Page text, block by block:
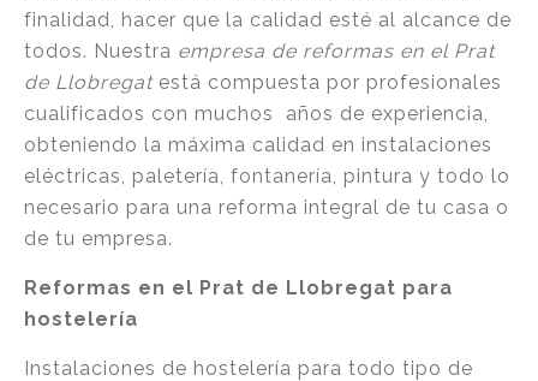
finalidad, hacer que la calidad esté al alcance de
todos. Nuestra empresa de reformas en el Prat
de Llobregatestá compuesta por profesionales
cualificados con muchos años de experiencia,
obteniendo la máxima calidad en instalaciones
eléctricas, paletería, fontanería, pintura y todo lo
necesario para una reforma integral de tu casa o
de tu empresa.
Reformas en el Prat de Llobregat para
hostelería
Instalaciones de hostelería para todo tipo de